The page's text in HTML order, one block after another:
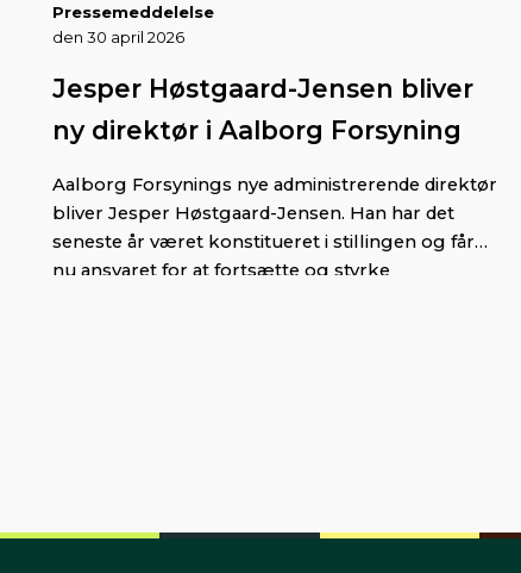
Pressemeddelelse
den 30 april 2026
Jesper Høstgaard-Jensen bliver
ny direktør i Aalborg Forsyning
Aalborg Forsynings nye administrerende direktør
bliver Jesper Høstgaard-Jensen. Han har det
seneste år været konstitueret i stillingen og får
nu ansvaret for at fortsætte og styrke